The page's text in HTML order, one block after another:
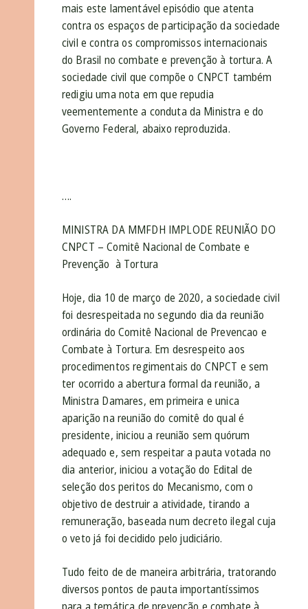
mais este lamentável episódio que atenta
contra os espaços de participação da sociedade
civil e contra os compromissos internacionais
do Brasil no combate e prevenção à tortura. A
sociedade civil que compõe o CNPCT também
redigiu uma nota em que repudia
veementemente a conduta da Ministra e do
Governo Federal, abaixo reproduzida.
….
MINISTRA DA MMFDH IMPLODE REUNIÃO DO
CNPCT – Comitê Nacional de Combate e
Prevenção à Tortura
Hoje, dia 10 de março de 2020, a sociedade civil
foi desrespeitada no segundo dia da reunião
ordinária do Comitê Nacional de Prevencao e
Combate à Tortura. Em desrespeito aos
procedimentos regimentais do CNPCT e sem
ter ocorrido a abertura formal da reunião, a
Ministra Damares, em primeira e unica
aparição na reunião do comitê do qual é
presidente, iniciou a reunião sem quórum
adequado e, sem respeitar a pauta votada no
dia anterior, iniciou a votação do Edital de
seleção dos peritos do Mecanismo, com o
objetivo de destruir a atividade, tirando a
remuneração, baseada num decreto ilegal cuja
o veto já foi decidido pelo judiciário.
Tudo feito de de maneira arbitrária, tratorando
diversos pontos de pauta importantíssimos